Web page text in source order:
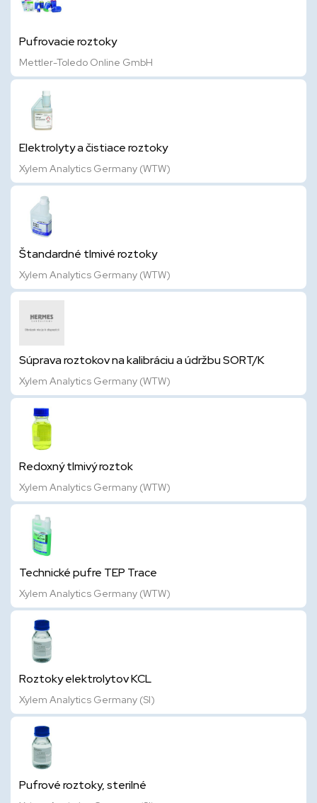
Pufrovacie roztoky
Mettler-Toledo Online GmbH
Elektrolyty a čistiace roztoky
Xylem Analytics Germany (WTW)
Štandardné tlmivé roztoky
Xylem Analytics Germany (WTW)
Súprava roztokov na kalibráciu a údržbu SORT/K
Xylem Analytics Germany (WTW)
Redoxný tlmivý roztok
Xylem Analytics Germany (WTW)
Technické pufre TEP Trace
Xylem Analytics Germany (WTW)
Roztoky elektrolytov KCL
Xylem Analytics Germany (SI)
Pufrové roztoky, sterilné